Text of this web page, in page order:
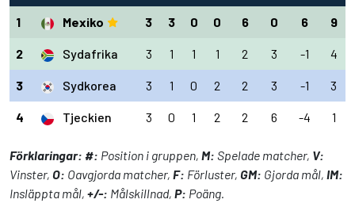
1 Mexiko 3 3 0 0 6 0 6 9
2 Sydafrika 3 1 1 1 2 3 -1 4
3 Sydkorea 3 1 0 2 2 3 -1 3
4 Tjeckien 3 0 1 2 2 6 -4 1
Förklaringar: #: Position i gruppen, M: Spelade matcher, V:
Vinster, O: Oavgjorda matcher, F: Förluster, GM: Gjorda mål, IM:
Insläppta mål, +/-: Målskillnad, P: Poäng.